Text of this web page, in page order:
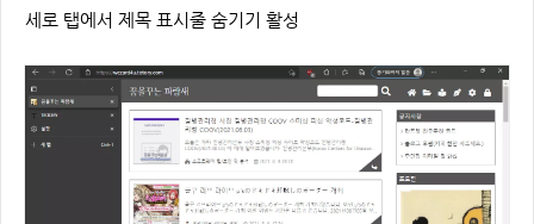
세로 탭에서 제목 표시줄 숨기기 활성